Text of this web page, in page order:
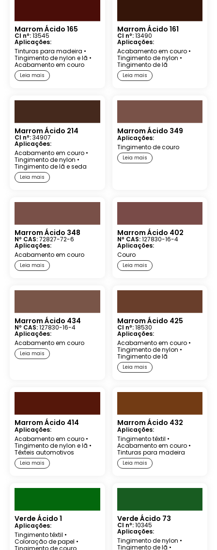
Marrom Ácido 165
CI nº:13545
Aplicações:
Tinturas para madeira •
Tingimento de nylon e lã •
Acabamento em couro
Leia mais
Marrom Ácido 161
CI nº:13490
Aplicações:
Acabamento em couro•
Tingimento de nylon •
Tingimento de lã
Leia mais
Marrom Ácido 214
CI nº:34907
Aplicações:
Acabamento em couro •
Tingimento de nylon •
Tingimento de lã e seda
Leia mais
Marrom Ácido 349
Aplicações:
Tingimento de couro
Leia mais
Marrom Ácido 348
Nº CAS:72827-72-6
Aplicações:
Acabamento em couro
Leia mais
Marrom Ácido 402
Nº CAS:127830-16-4
Aplicações:
Couro
Leia mais
Marrom Ácido 434
Nº CAS:127830-16-4
Aplicações:
Acabamento em couro
Leia mais
Marrom Ácido 425
CI nº:18530
Aplicações:
Acabamento em couro•
Tingimento de nylon •
Tingimento de lã
Leia mais
Marrom Ácido 414
Aplicações:
Acabamento em couro •
Tingimento de nylon e lã •
Têxteis automotivos
Leia mais
Marrom Ácido 432
Aplicações:
Tingimento têxtil •
Acabamento em couro•
Tinturas para madeira
Leia mais
Verde Ácido 1
Aplicações:
Tingimento têxtil •
Coloração de papel •
Tingimento de couro
Verde Ácido 73
CI nº:10345
Aplicações:
Tingimento de nylon •
Tingimento de lã •